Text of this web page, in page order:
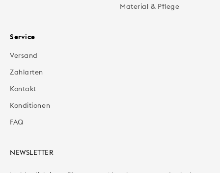
Material & Pflege
Service
Versand
Zahlarten
Kontakt
Konditionen
FAQ
NEWSLETTER